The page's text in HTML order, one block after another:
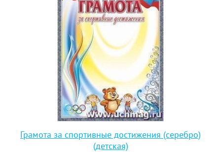
Грамота за спортивные достижения (серебро)
(детская)